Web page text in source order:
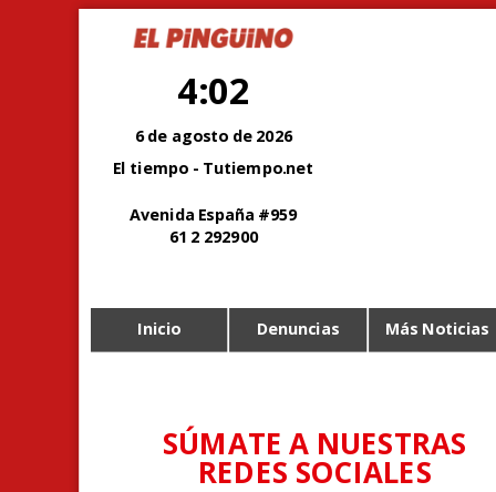
4:02
6 de agosto de 2026
El tiempo - Tutiempo.net
Avenida España #959
61 2 292900
Inicio Denuncias Más Noticias
SÚMATE A NUESTRAS
REDES SOCIALES